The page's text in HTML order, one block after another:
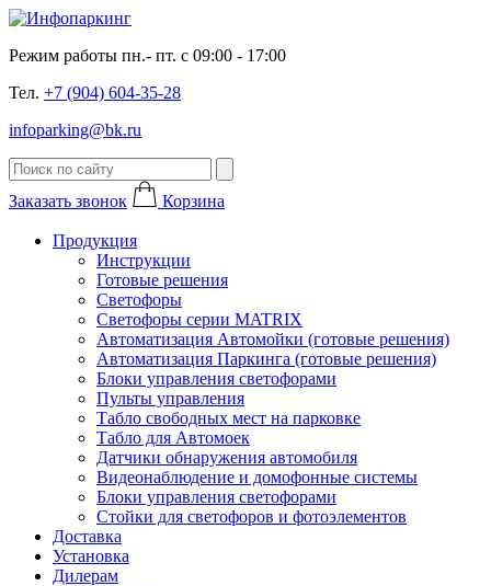
Режим работы пн.- пт. с 09:00 - 17:00
Тел. +7 (904) 604-35-28
infoparking@bk.ru
Заказать звонок Корзина
Продукция
Инструкции
Готовые решения
Светофоры
Светофоры серии MATRIX
Автоматизация Автомойки (готовые решения)
Автоматизация Паркинга (готовые решения)
Блоки управления светофорами
Пульты управления
Табло свободных мест на парковке
Табло для Автомоек
Датчики обнаружения автомобиля
Видеонаблюдение и домофонные системы
Блоки управления светофорами
Стойки для светофоров и фотоэлементов
Доставка
Установка
Дилерам